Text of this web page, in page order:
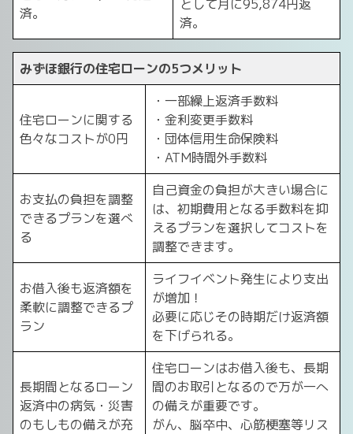
済。
として月に95,874円返
済。
みずほ銀行の住宅ローンの5つメリット
住宅ローンに関する
色々なコストが0円
・一部繰上返済手数料
・金利変更手数料
・団体信用生命保険料
・ATM時間外手数料
お支払の負担を調整
できるプランを選べ
る
自己資金の負担が大きい場合に
は、初期費用となる手数料を抑
えるプランを選択してコストを
調整できます。
お借入後も返済額を
柔軟に調整できるプ
ラン
ライフイベント発生により支出
が増加！
必要に応じその時期だけ返済額
を下げられる。
長期間となるローン
返済中の病気・災害
のもしもの備えが充
住宅ローンはお借入後も、長期
間のお取引となるので万が一へ
の備えが重要です。
がん、脳卒中、心筋梗塞等リス